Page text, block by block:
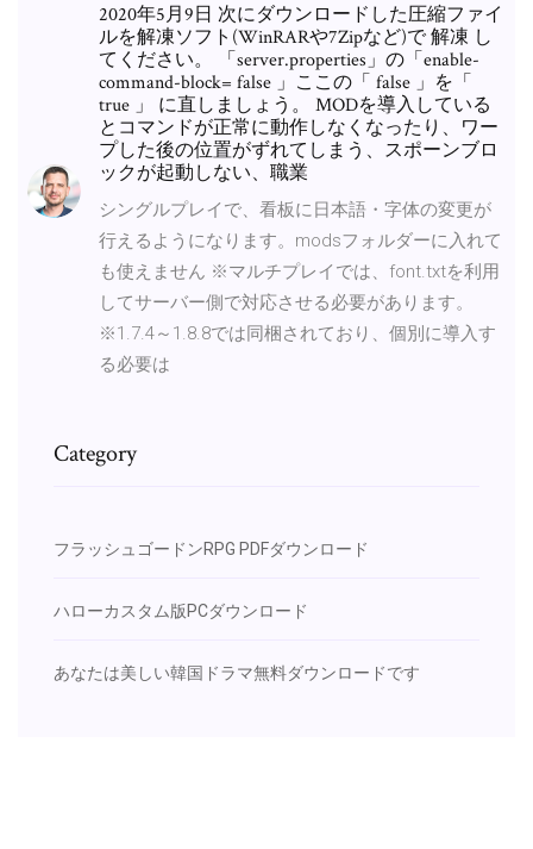
2020年5月9日 次にダウンロードした圧縮ファイ
ルを解凍ソフト(WinRARや7Zipなど)で 解凍 し
てください。 「server.properties」の「enable-
command-block= false 」ここの「 false 」を「
true 」 に直しましょう。 MODを導入している
とコマンドが正常に動作しなくなったり、ワー
プした後の位置がずれてしまう、スポーンブロ
ックが起動しない、職業
シングルプレイで、看板に日本語・字体の変更が
行えるようになります。modsフォルダーに入れて
も使えません ※マルチプレイでは、font.txtを利用
してサーバー側で対応させる必要があります。
※1.7.4～1.8.8では同梱されており、個別に導入す
る必要は
Category
フラッシュゴードンRPG PDFダウンロード
ハローカスタム版PCダウンロード
あなたは美しい韓国ドラマ無料ダウンロードです